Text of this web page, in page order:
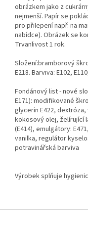
obrázkem jako z
nejmenší. Papír se
pro přilepení např. na
nabídce). Obrázek se
Trvanlivost 1 rok.
Složení:bramborový
E218. Barviva: E102,
Fondánový list - nové
E171): modifikované
glycerin E422,
kokosový olej, želírující
(E414), emulgátory:
vanilka, regulátor
potravinářská barviva
Výrobek splňuje